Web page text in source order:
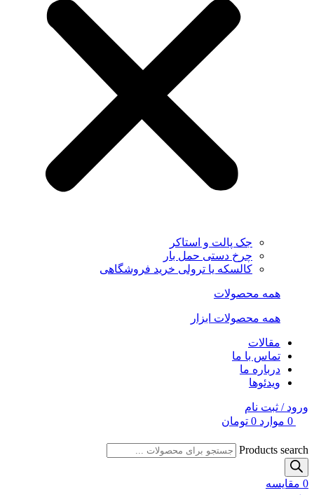
جک پالت و استاکر
چرخ دستی حمل بار
کالسکه یا ترولی خرید فروشگاهی
همه محصولات
همه محصولات ابزار
مقالات
تماس با ما
درباره ما
ویدئوها
ورود / ثبت نام
0 موارد 0 تومان
Products search
0 مقایسه